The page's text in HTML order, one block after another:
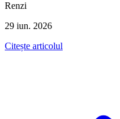
Renzi
29 iun. 2026
Citește articolul